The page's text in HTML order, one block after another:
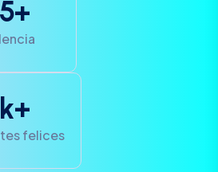
5+
k+
felices